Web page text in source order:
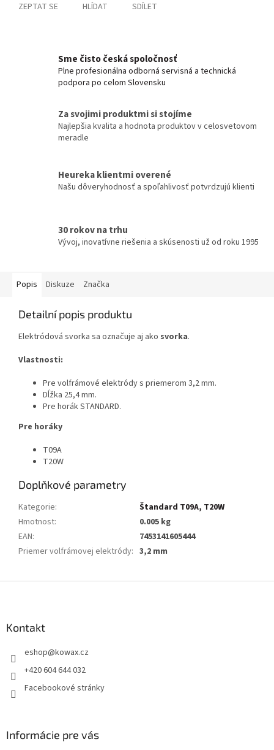
ZEPTAT SE HLÍDAT SDÍLET
Sme čisto česká spoločnosť
Plne profesionálna odborná servisná a technická
podpora po celom Slovensku
Za svojimi produktmi si stojíme
Najlepšia kvalita a hodnota produktov v celosvetovom
meradle
Heureka klientmi overené
Našu dôveryhodnosť a spoľahlivosť potvrdzujú klienti
30 rokov na trhu
Vývoj, inovatívne riešenia a skúsenosti už od roku 1995
Popis Diskuze Značka
Detailní popis produktu
Elektródová svorka sa označuje aj ako svorka.
Vlastnosti:
Pre volfrámové elektródy s priemerom 3,2 mm.
Dĺžka 25,4 mm.
Pre horák STANDARD.
Pre horáky
T09A
T20W
Doplňkové parametry
Kategorie:
Štandard T09A, T20W
Hmotnost:
0.005 kg
EAN:
7453141605444
Priemer volfrámovej elektródy: 3,2 mm
Kontakt
eshop@kowax.cz
+420 604 644 032
Facebookové stránky
Informácie pre vás